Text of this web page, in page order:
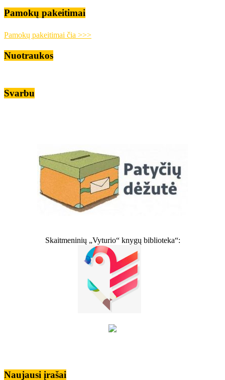
Pamokų pakeitimai
Pamokų pakeitimai čia >>>
Nuotraukos
Svarbu
Skaitmeninių „Vyturio“ knygų biblioteka“:
Naujausi įrašai